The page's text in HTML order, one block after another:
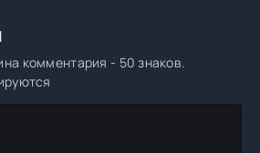
комментария - 50 знаков.